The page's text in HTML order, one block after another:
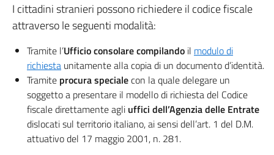
I cittadini stranieri possono richiedere il codice fiscale
attraverso le seguenti modalità:
Tramite l’Ufficio consolare compilando il modulo di
richiesta unitamente alla copia di un documento d’identità.
Tramite procura specialecon la quale delegare un
soggetto a presentare il modello di richiesta del Codice
fiscale direttamente agli uffici dell’Agenzia delle Entrate
dislocati sul territorio italiano, ai sensi dell’art. 1 del D.M.
attuativo del 17 maggio 2001, n. 281.